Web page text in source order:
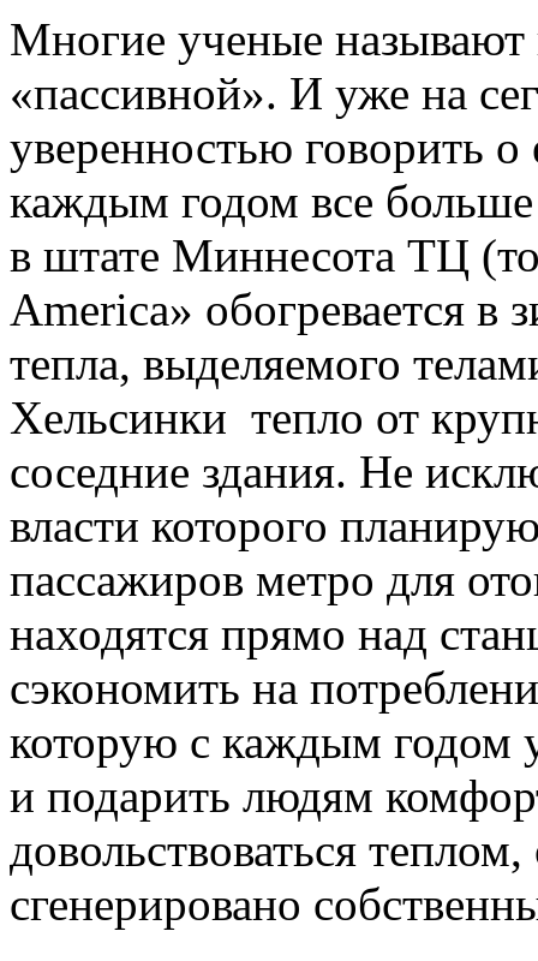
Многие ученые
«пассивной». И уже на
уверенностью говорить о
каждым годом все
в штате Миннесота ТЦ
America» обогревается в
тепла, выделяемого
Хельсинки тепло от
соседние здания. Не
власти которого
пассажиров метро для
находятся прямо над
сэкономить на
которую с каждым годом
и подарить людям
довольствоваться
сгенерировано